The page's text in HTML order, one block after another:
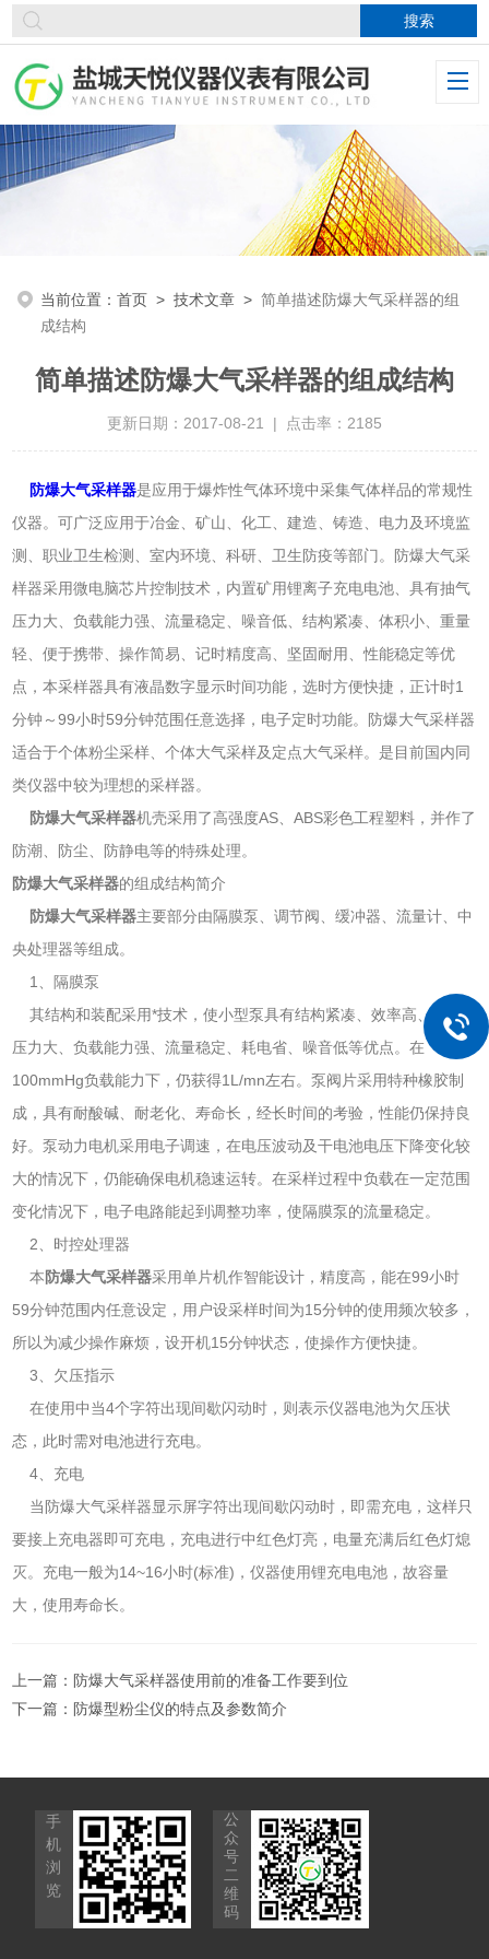
当前位置：首页 >技术文章 >简单描述防爆大气采样器的组
成结构
简单描述防爆大气采样器的组成结构
更新日期：2017-08-21 | 点击率：2185
防爆大气采样器是应用于爆炸性气体环境中采集气体样品的常规性
仪器。可广泛应用于冶金、矿山、化工、建造、铸造、电力及环境监
测、职业卫生检测、室内环境、科研、卫生防疫等部门。防爆大气采
样器采用微电脑芯片控制技术，内置矿用锂离子充电电池、具有抽气
压力大、负载能力强、流量稳定、噪音低、结构紧凑、体积小、重量
轻、便于携带、操作简易、记时精度高、坚固耐用、性能稳定等优
点，本采样器具有液晶数字显示时间功能，选时方便快捷，正计时1
分钟～99小时59分钟范围任意选择，电子定时功能。防爆大气采样器
适合于个体粉尘采样、个体大气采样及定点大气采样。是目前国内同
类仪器中较为理想的采样器。
防爆大气采样器机壳采用了高强度AS、ABS彩色工程塑料，并作了
防潮、防尘、防静电等的特殊处理。
防爆大气采样器的组成结构简介
防爆大气采样器主要部分由隔膜泵、调节阀、缓冲器、流量计、中
央处理器等组成。
1、隔膜泵
其结构和装配采用*技术，使小型泵具有结构紧凑、效率高、抽气
压力大、负载能力强、流量稳定、耗电省、噪音低等优点。在
100mmHg负载能力下，仍获得1L/mn左右。泵阀片采用特种橡胶制
成，具有耐酸碱、耐老化、寿命长，经长时间的考验，性能仍保持良
好。泵动力电机采用电子调速，在电压波动及干电池电压下降变化较
大的情况下，仍能确保电机稳速运转。在采样过程中负载在一定范围
变化情况下，电子电路能起到调整功率，使隔膜泵的流量稳定。
2、时控处理器
本防爆大气采样器采用单片机作智能设计，精度高，能在99小时
59分钟范围内任意设定，用户设采样时间为15分钟的使用频次较多，
所以为减少操作麻烦，设开机15分钟状态，使操作方便快捷。
3、欠压指示
在使用中当4个字符出现间歇闪动时，则表示仪器电池为欠压状
态，此时需对电池进行充电。
4、充电
当防爆大气采样器显示屏字符出现间歇闪动时，即需充电，这样只
要接上充电器即可充电，充电进行中红色灯亮，电量充满后红色灯熄
灭。充电一般为14~16小时(标准)，仪器使用锂充电电池，故容量
大，使用寿命长。
上一篇： 防爆大气采样器使用前的准备工作要到位
下一篇： 防爆型粉尘仪的特点及参数简介
手
机
浏
览
公
众
号
二
维
码